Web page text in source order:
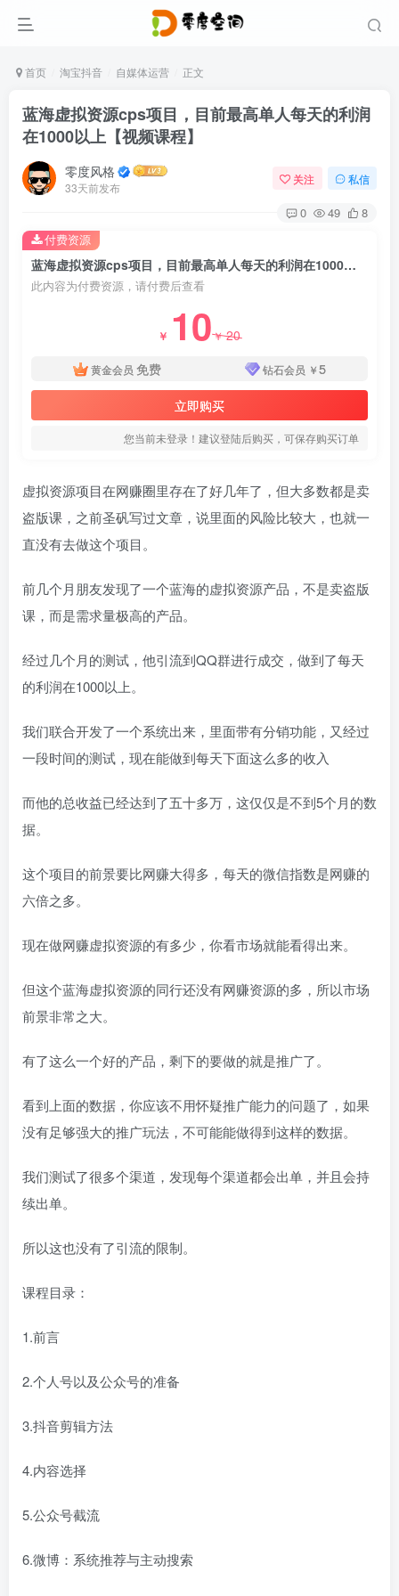
首页 淘宝抖音 自媒体运营 正文
蓝海虚拟资源cps项目，目前最高单人每天的利润
在1000以上【视频课程】
零度风格
33天前发布
关注 私信
0 49 8
蓝海虚拟资源cps项目，目前最高单人每天的利润在1000以上【视频课程】
此内容为付费资源，请付费后查看
￥ 10￥20
黄金会员 免费 钻石会员 ￥5
立即购买
您当前未登录！建议登陆后购买，可保存购买订单
付费资源
虚拟资源项目在网赚圈里存在了好几年了，但大多数都是卖
盗版课，之前圣矾写过文章，说里面的风险比较大，也就一
直没有去做这个项目。
前几个月朋友发现了一个蓝海的虚拟资源产品，不是卖盗版
课，而是需求量极高的产品。
经过几个月的测试，他引流到QQ群进行成交，做到了每天
的利润在1000以上。
我们联合开发了一个系统出来，里面带有分销功能，又经过
一段时间的测试，现在能做到每天下面这么多的收入
而他的总收益已经达到了五十多万，这仅仅是不到5个月的数
据。
这个项目的前景要比网赚大得多，每天的微信指数是网赚的
六倍之多。
现在做网赚虚拟资源的有多少，你看市场就能看得出来。
但这个蓝海虚拟资源的同行还没有网赚资源的多，所以市场
前景非常之大。
有了这么一个好的产品，剩下的要做的就是推广了。
看到上面的数据，你应该不用怀疑推广能力的问题了，如果
没有足够强大的推广玩法，不可能能做得到这样的数据。
我们测试了很多个渠道，发现每个渠道都会出单，并且会持
续出单。
所以这也没有了引流的限制。
课程目录：
1.前言
2.个人号以及公众号的准备
3.抖音剪辑方法
4.内容选择
5.公众号截流
6.微博：系统推荐与主动搜索